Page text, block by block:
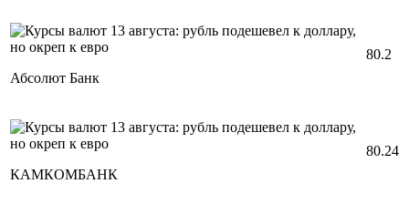
Абсолют Банк
80.2
КАМКОМБАНК
80.24